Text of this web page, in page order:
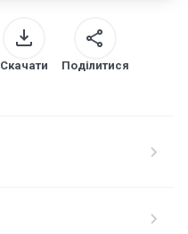
Скачати Поділитися